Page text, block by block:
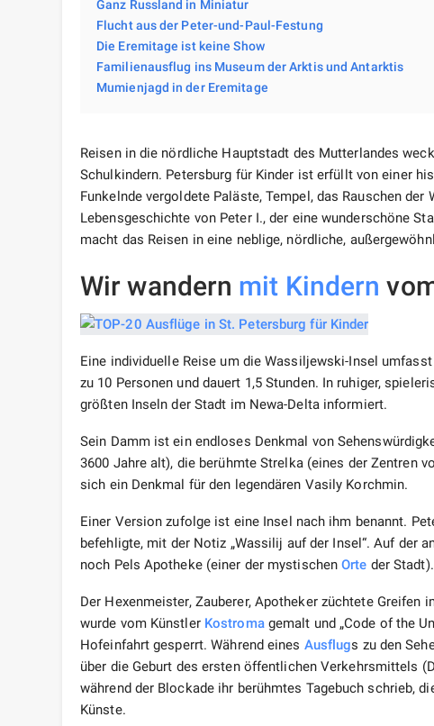
Ganz Russland in Miniatur
Flucht aus der Peter-und-Paul-Festung
Die Eremitage ist keine Show
Familienausflug ins Museum der Arktis und Antarktis
Mumienjagd in der Eremitage
Reisen in die nördliche Hauptstadt des Mutterlandes
Schulkindern. Petersburg für Kinder ist erfüllt von einer
Funkelnde vergoldete Paläste, Tempel, das Rauschen
Lebensgeschichte von Peter I., der eine wunderschöne
macht das Reisen in eine neblige, nördliche,
Wir wandern mit Kindern
Eine individuelle Reise um die Wassiljewski-Insel
zu 10 Personen und dauert 1,5 Stunden. In ruhiger,
größten Inseln der Stadt im Newa-Delta informiert.
Sein Damm ist ein endloses Denkmal von
3600 Jahre alt), die berühmte Strelka (eines der Zentren
sich ein Denkmal für den legendären Vasily Korchmin.
Einer Version zufolge ist eine Insel nach ihm benannt.
befehligte, mit der Notiz „Wassilij auf der Insel“. Auf der
noch Pels Apotheke (einer der mystischenOrte der Stadt).
Der Hexenmeister, Zauberer, Apotheker züchtete Greifen
wurde vom Künstler Kostromagemalt und „Code of the
Hofeinfahrt gesperrt. Während eines Ausflugs zu den
über die Geburt des ersten öffentlichen Verkehrsmittels
während der Blockade ihr berühmtes Tagebuch schrieb,
Künste.